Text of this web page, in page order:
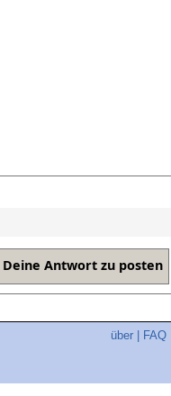
über FAQ